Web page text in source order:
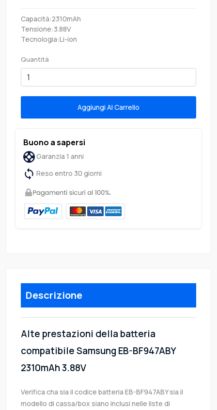
Capacità:2310mAh
Tensione:3.88V
Tecnologia:Li-ion
Quantità
Aggiungi Al Carrello
Buono a sapersi
Garanzia 1 anni
Reso entro 30 giorni
Descrizione
Alte prestazioni della batteria
compatibile Samsung EB-BF947ABY
2310mAh 3.88V
Verifica cha sia il codice batteria EB-BF947ABY sia il
modello di cassa/box siano inclusi nelle liste di